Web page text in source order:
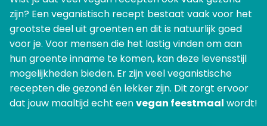
zijn? Een veganistisch recept bestaat vaak voor het
grootste deel uit groenten en dit is natuurlijk goed
voor je. Voor mensen die het lastig vinden om aan
hun groente inname te komen, kan deze levensstijl
mogelijkheden bieden. Er zijn veel veganistische
recepten die gezond én lekker zijn. Dit zorgt ervoor
dat jouw maaltijd echt eenvegan feestmaal wordt!